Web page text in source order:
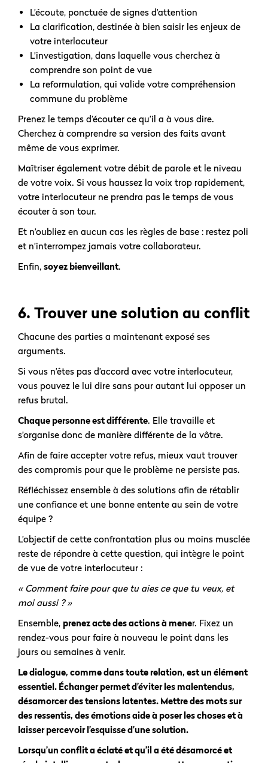
L’écoute, ponctuée de signes d’attention
La clarification, destinée à bien saisir les enjeux de
votre interlocuteur
L’investigation, dans laquelle vous cherchez à
comprendre son point de vue
La reformulation, qui valide votre compréhension
commune du problème
Prenez le temps d’écouter ce qu’il a à vous dire.
Cherchez à comprendre sa version des faits avant
même de vous exprimer.
Maîtriser également votre débit de parole et le niveau
de votre voix. Si vous haussez la voix trop rapidement,
votre interlocuteur ne prendra pas le temps de vous
écouter à son tour.
Et n’oubliez en aucun cas les règles de base : restez poli
et n’interrompez jamais votre collaborateur.
Enfin, soyez bienveillant.
6. Trouver une solution au conflit
Chacune des parties a maintenant exposé ses
arguments.
Si vous n’êtes pas d’accord avec votre interlocuteur,
vous pouvez le lui dire sans pour autant lui opposer un
refus brutal.
Chaque personne est différente. Elle travaille et
s’organise donc de manière différente de la vôtre.
Afin de faire accepter votre refus, mieux vaut trouver
des compromis pour que le problème ne persiste pas.
Réfléchissez ensemble à des solutions afin de rétablir
une confiance et une bonne entente au sein de votre
équipe ?
L’objectif de cette confrontation plus ou moins musclée
reste de répondre à cette question, qui intègre le point
de vue de votre interlocuteur :
« Comment faire pour que tu aies ce que tu veux, et
moi aussi ? »
Ensemble, prenez acte des actions à mener. Fixez un
rendez-vous pour faire à nouveau le point dans les
jours ou semaines à venir.
Le dialogue, comme dans toute relation, est un élément
essentiel. Échanger permet d’éviter les malentendus,
désamorcer des tensions latentes. Mettre des mots sur
des ressentis, des émotions aide à poser les choses et à
laisser percevoir l’esquisse d’une solution.
Lorsqu’un conflit a éclaté et qu’il a été désamorcé et